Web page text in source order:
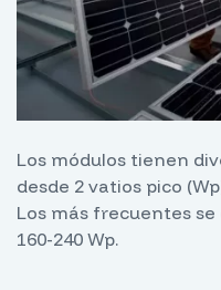
Los módulos tienen
desde 2 vatios pico
Los más frecuentes
160-240 Wp.